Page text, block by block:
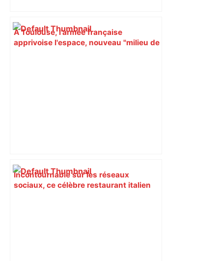
A Toulouse, l'armée française
apprivoise l'espace, nouveau "milieu de
Incontournable sur les réseaux
sociaux, ce célèbre restaurant italien